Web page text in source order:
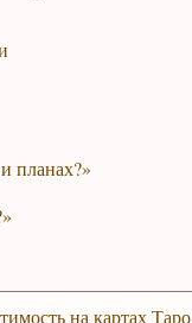
планах?»
на картах Таро